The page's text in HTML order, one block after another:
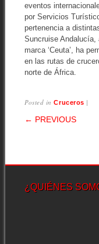
eventos
por Servicios
pertenencia a
Suncruise
marca ‘Ceuta’, ha
en las rutas de
norte de África.
Posted inCruceros |
POST
← PREVIOUS
¿QUIÉNES